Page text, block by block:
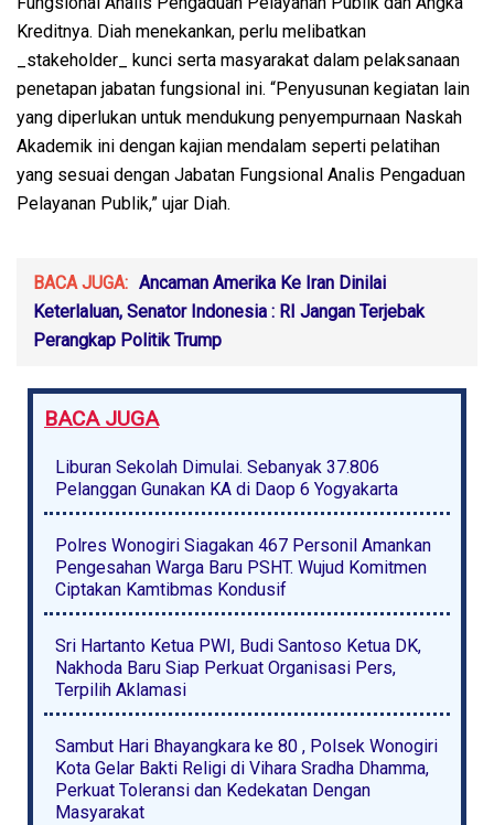
Kreditnya. Diah menekankan, perlu melibatkan
_stakeholder_ kunci serta masyarakat dalam pelaksanaan
penetapan jabatan fungsional ini. “Penyusunan kegiatan lain
yang diperlukan untuk mendukung penyempurnaan Naskah
Akademik ini dengan kajian mendalam seperti pelatihan
yang sesuai dengan Jabatan Fungsional Analis Pengaduan
Pelayanan Publik,” ujar Diah.
BACA JUGA: Ancaman Amerika Ke Iran Dinilai
Keterlaluan, Senator Indonesia : RI Jangan Terjebak
Perangkap Politik Trump
BACA JUGA
Liburan Sekolah Dimulai. Sebanyak 37.806
Pelanggan Gunakan KA di Daop 6 Yogyakarta
Polres Wonogiri Siagakan 467 Personil Amankan
Pengesahan Warga Baru PSHT. Wujud Komitmen
Ciptakan Kamtibmas Kondusif
Sri Hartanto Ketua PWI, Budi Santoso Ketua DK,
Nakhoda Baru Siap Perkuat Organisasi Pers,
Terpilih Aklamasi
Sambut Hari Bhayangkara ke 80 , Polsek Wonogiri
Kota Gelar Bakti Religi di Vihara Sradha Dhamma,
Perkuat Toleransi dan Kedekatan Dengan
Masyarakat